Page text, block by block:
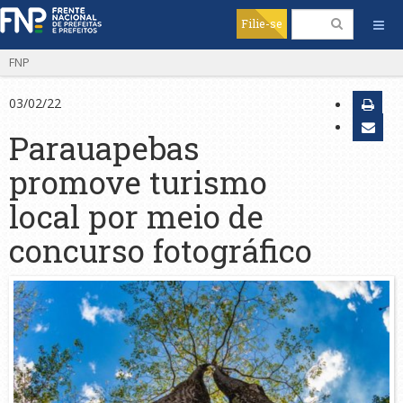
Filie-se
FNP
03/02/22
Parauapebas
promove turismo
local por meio de
concurso fotográfico